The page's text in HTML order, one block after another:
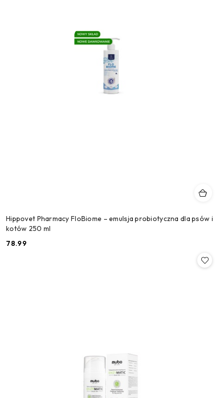
Hippovet Pharmacy FloBiome – emulsja probiotyczna dla psów i
kotów 250 ml
Cena:
78.99